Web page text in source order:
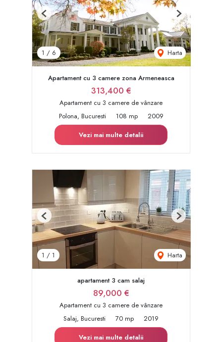
1 / 6 Harta
Previous Next
Apartament cu 3 camere zona Armeneasca
313,400 €
Apartament cu 3 camere de vânzare
Polona, Bucuresti
108 mp
2009
Vezi mai multe detalii
1 / 1 Harta
Previous Next
apartament 3 cam salaj
89,000 €
Apartament cu 3 camere de vânzare
Salaj, Bucuresti
70 mp
2019
Vezi mai multe detalii